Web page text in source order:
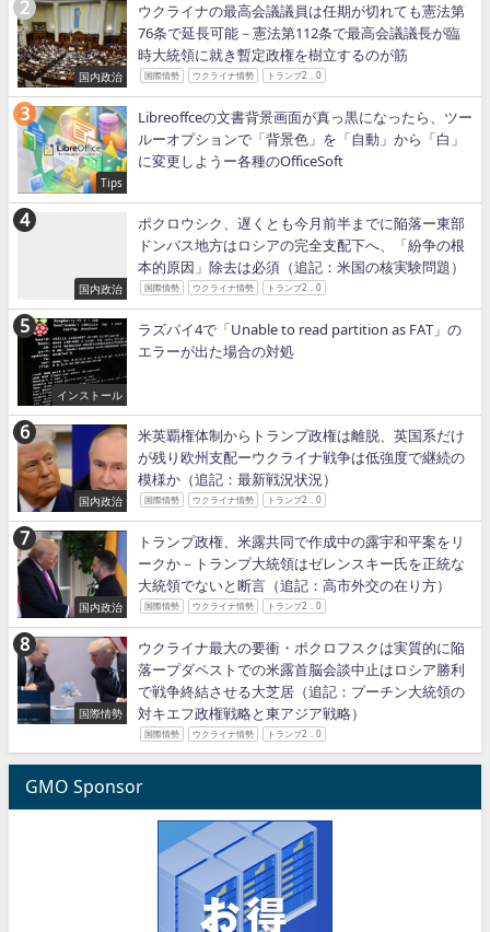
国内政治
ウクライナの最高会議議員は任期が切れても憲法第
76条で延長可能－憲法第112条で最高会議議長が臨
時大統領に就き暫定政権を樹立するのが筋
国際情勢 ウクライナ情勢 トランプ2．0
Tips
Libreoffceの文書背景画面が真っ黒になったら、ツー
ルーオプションで「背景色」を「自動」から「白」
に変更しようー各種のOfficeSoft
国内政治
ポクロウシク、遅くとも今月前半までに陥落ー東部
ドンバス地方はロシアの完全支配下へ、「紛争の根
本的原因」除去は必須（追記：米国の核実験問題）
国際情勢 ウクライナ情勢 トランプ2．0
インストール
ラズパイ4で「Unable to read partition as FAT」の
エラーが出た場合の対処
国内政治
米英覇権体制からトランプ政権は離脱、英国系だけ
が残り欧州支配ーウクライナ戦争は低強度で継続の
模様か（追記：最新戦況状況）
国際情勢 ウクライナ情勢 トランプ2．0
国内政治
トランプ政権、米露共同で作成中の露宇和平案をリ
ークか－トランプ大統領はゼレンスキー氏を正統な
大統領でないと断言（追記：高市外交の在り方）
国際情勢 ウクライナ情勢 トランプ2．0
国際情勢
ウクライナ最大の要衝・ポクロフスクは実質的に陥
落ープダペストでの米露首脳会談中止はロシア勝利
で戦争終結させる大芝居（追記：プーチン大統領の
対キエフ政権戦略と東アジア戦略）
国際情勢 ウクライナ情勢 トランプ2．0
GMO Sponsor